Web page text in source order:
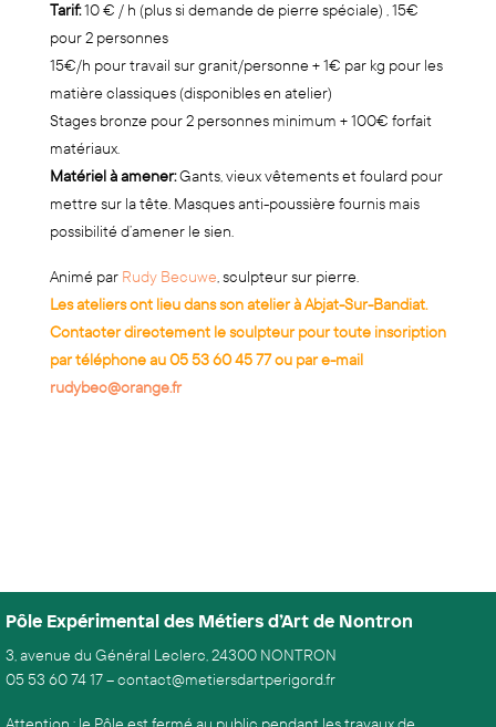
Tarif:10 € / h (plus si demande de pierre spéciale) , 15€
pour 2 personnes
15€/h pour travail sur granit/personne + 1€ par kg pour les
matière classiques (disponibles en atelier)
Stages bronze pour 2 personnes minimum + 100€ forfait
matériaux.
Matériel à amener:Gants, vieux vêtements et foulard pour
mettre sur la tête. Masques anti-poussière fournis mais
possibilité d’amener le sien.
Animé par Rudy Becuwe, sculpteur sur pierre.
Les ateliers ont lieu dans son atelier à Abjat-Sur-Bandiat.
Contacter directement le sculpteur pour toute inscription
par téléphone au 05 53 60 45 77 ou par e-mail
rudybec@orange.fr
Pôle Expérimental des Métiers d’Art de Nontron
3, avenue du Général Leclerc, 24300 NONTRON
05 53 60 74 17–contact@metiersdartperigord.fr